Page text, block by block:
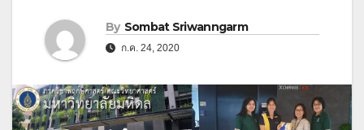
By Sombat Sriwanngarm
ก.ค. 24, 2020